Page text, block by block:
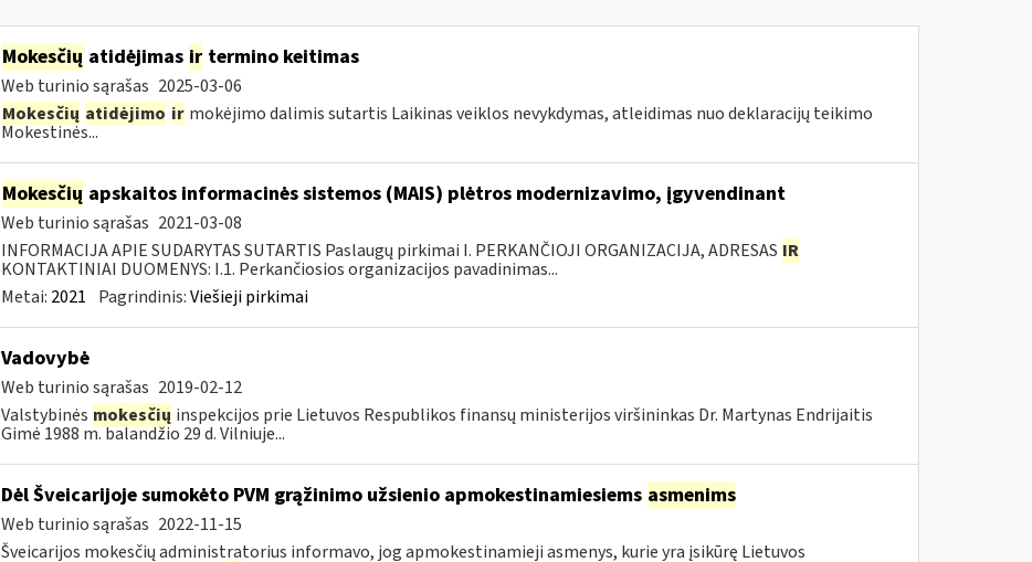
Mokesčių atidėjimas irtermino keitimas
Web turinio sąrašas 2025-03-06
Mokesčių atidėjimo ir mokėjimo dalimis sutartis Laikinas veiklos nevykdymas, atleidimas nuo deklaracijų teikimo
Mokestinės...
Mokesčių apskaitos informacinės sistemos (MAIS) plėtros modernizavimo, įgyvendinant
Web turinio sąrašas 2021-03-08
INFORMACIJA APIE SUDARYTAS SUTARTIS Paslaugų pirkimai I. PERKANČIOJI ORGANIZACIJA, ADRESAS IR
KONTAKTINIAI DUOMENYS: I.1. Perkančiosios organizacijos pavadinimas...
Metai: 2021 Pagrindinis:Viešieji pirkimai
Vadovybė
Web turinio sąrašas 2019-02-12
Valstybinės mokesčių inspekcijos prie Lietuvos Respublikos finansų ministerijos viršininkas Dr. Martynas Endrijaitis
Gimė 1988 m. balandžio 29 d. Vilniuje...
Dėl Šveicarijoje sumokėto PVM grąžinimo užsienio apmokestinamiesiems asmenims
Web turinio sąrašas 2022-11-15
Šveicarijos mokesčių administratorius informavo, jog apmokestinamieji asmenys, kurie yra įsikūrę Lietuvos